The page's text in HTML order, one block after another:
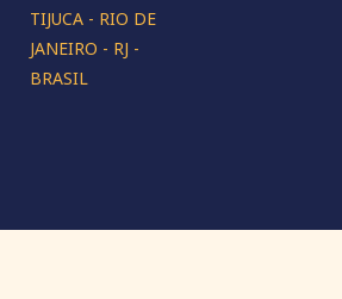
TIJUCA - RIO DE
JANEIRO - RJ -
BRASIL